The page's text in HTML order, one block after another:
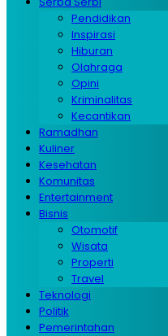
Pendidikan
Inspirasi
Hiburan
Olahraga
Opini
Kriminalitas
Kecantikan
Ramadhan
Kuliner
Kesehatan
Komunitas
Entertainment
Bisnis
Otomotif
Wisata
Properti
Travel
Teknologi
Politik
Pemerintahan